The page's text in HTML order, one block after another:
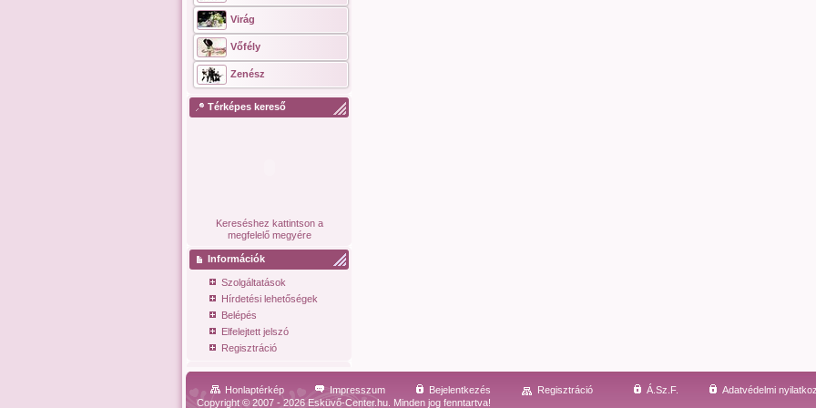
Virág
Vőfély
Zenész
Térképes kereső
Kereséshez kattintson a
megfelelő megyére
Információk
Szolgáltatások
Hírdetési lehetőségek
Belépés
Elfelejtett jelszó
Regisztráció
Honlaptérkép Impresszum Bejelentkezés Regisztráció Á.Sz.F.
Adatvédelmi
Copyright © 2007 - 2026 Esküvő-Center.hu. Minden jog fenntartva!